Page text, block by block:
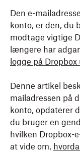
Den e-
konto, er den, du
modtage vigtige
længere har
logge på Dropbox
Denne artikel
mailadressen på
konto, opdaterer
du bruger en
hvilken Dropbox-
at vide om,